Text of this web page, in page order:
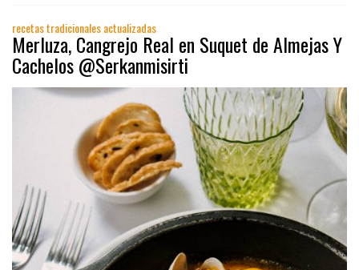
recetas tradicionales actualizadas
Merluza, Cangrejo Real en Suquet de Almejas Y
Cachelos @Serkanmisirti